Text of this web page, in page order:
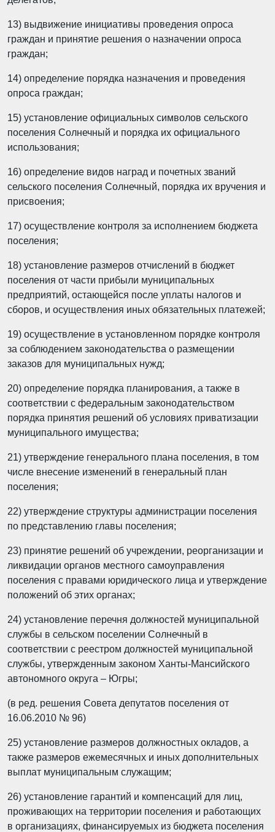
13) выдвижение инициативы проведения опроса
граждан и принятие решения о назначении опроса
граждан;
14) определение порядка назначения и проведения
опроса граждан;
15) установление официальных символов сельского
поселения Солнечный и порядка их официального
использования;
16) определение видов наград и почетных званий
сельского поселения Солнечный, порядка их вручения и
присвоения;
17) осуществление контроля за исполнением бюджета
поселения;
18) установление размеров отчислений в бюджет
поселения от части прибыли муниципальных
предприятий, остающейся после уплаты налогов и
сборов, и осуществления иных обязательных платежей;
19) осуществление в установленном порядке контроля
за соблюдением законодательства о размещении
заказов для муниципальных нужд;
20) определение порядка планирования, а также в
соответствии с федеральным законодательством
порядка принятия решений об условиях приватизации
муниципального имущества;
21) утверждение генерального плана поселения, в том
числе внесение изменений в генеральный план
поселения;
22) утверждение структуры администрации поселения
по представлению главы поселения;
23) принятие решений об учреждении, реорганизации и
ликвидации органов местного самоуправления
поселения с правами юридического лица и утверждение
положений об этих органах;
24) установление перечня должностей муниципальной
службы в сельском поселении Солнечный в
соответствии с реестром должностей муниципальной
службы, утвержденным законом Ханты-Мансийского
автономного округа – Югры;
(в ред. решения Совета депутатов поселения от
16.06.2010 № 96)
25) установление размеров должностных окладов, а
также размеров ежемесячных и иных дополнительных
выплат муниципальным служащим;
26) установление гарантий и компенсаций для лиц,
проживающих на территории поселения и работающих
в организациях, финансируемых из бюджета поселения